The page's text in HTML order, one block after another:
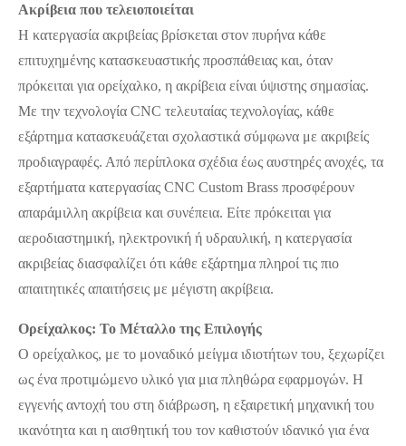
Ακρίβεια που τελειοποιείται
Η κατεργασία ακριβείας βρίσκεται στον πυρήνα κάθε
επιτυχημένης κατασκευαστικής προσπάθειας και, όταν
πρόκειται για ορείχαλκο, η ακρίβεια είναι ύψιστης σημασίας.
Με την τεχνολογία CNC τελευταίας τεχνολογίας, κάθε
εξάρτημα κατασκευάζεται σχολαστικά σύμφωνα με ακριβείς
προδιαγραφές. Από περίπλοκα σχέδια έως αυστηρές ανοχές, τα
εξαρτήματα κατεργασίας CNC Custom Brass προσφέρουν
απαράμιλλη ακρίβεια και συνέπεια. Είτε πρόκειται για
αεροδιαστημική, ηλεκτρονική ή υδραυλική, η κατεργασία
ακριβείας διασφαλίζει ότι κάθε εξάρτημα πληροί τις πιο
απαιτητικές απαιτήσεις με μέγιστη ακρίβεια.
Ορείχαλκος: Το Μέταλλο της Επιλογής
Ο ορείχαλκος, με το μοναδικό μείγμα ιδιοτήτων του, ξεχωρίζει
ως ένα προτιμώμενο υλικό για μια πληθώρα εφαρμογών. Η
εγγενής αντοχή του στη διάβρωση, η εξαιρετική μηχανική του
ικανότητα και η αισθητική του τον καθιστούν ιδανικό για ένα